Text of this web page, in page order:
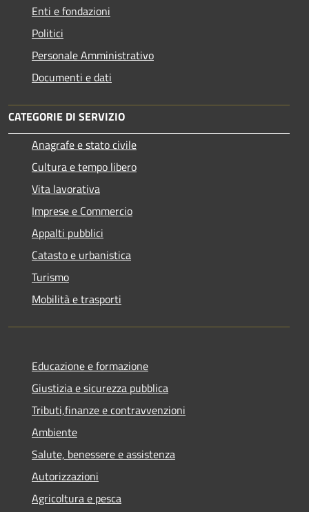
Enti e fondazioni
Politici
Personale Amministrativo
Documenti e dati
CATEGORIE DI SERVIZIO
Anagrafe e stato civile
Cultura e tempo libero
Vita lavorativa
Imprese e Commercio
Appalti pubblici
Catasto e urbanistica
Turismo
Mobilità e trasporti
Educazione e formazione
Giustizia e sicurezza pubblica
Tributi,finanze e contravvenzioni
Ambiente
Salute, benessere e assistenza
Autorizzazioni
Agricoltura e pesca